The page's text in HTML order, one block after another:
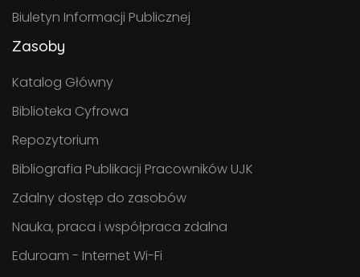
Biuletyn Informacji Publicznej
Zasoby
Katalog Główny
Biblioteka Cyfrowa
Repozytorium
Bibliografia Publikacji Pracowników UJK
Zdalny dostęp do zasobów
Nauka, praca i współpraca zdalna
Eduroam - Internet Wi-Fi